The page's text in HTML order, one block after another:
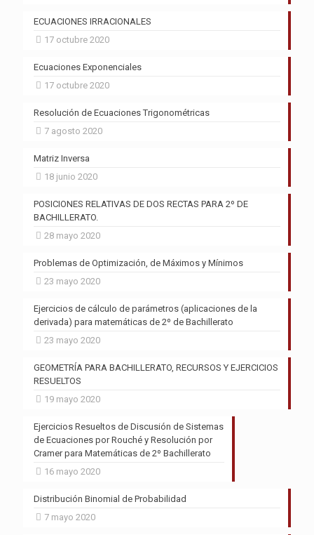
ECUACIONES IRRACIONALES
17 octubre 2020
Ecuaciones Exponenciales
17 octubre 2020
Resolución de Ecuaciones Trigonométricas
7 agosto 2020
Matriz Inversa
18 junio 2020
POSICIONES RELATIVAS DE DOS RECTAS PARA 2º DE
BACHILLERATO.
28 mayo 2020
Problemas de Optimización, de Máximos y Mínimos
23 mayo 2020
Ejercicios de cálculo de parámetros (aplicaciones de la
derivada) para matemáticas de 2º de Bachillerato
23 mayo 2020
GEOMETRÍA PARA BACHILLERATO, RECURSOS Y EJERCICIOS
RESUELTOS
19 mayo 2020
Ejercicios Resueltos de Discusión de Sistemas
de Ecuaciones por Rouché y Resolución por
Cramer para Matemáticas de 2º Bachillerato
16 mayo 2020
Distribución Binomial de Probabilidad
7 mayo 2020